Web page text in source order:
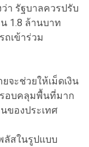
า รัฐบาลควรปรับ
1.8 ล้านบาท
ถเข้าร่วม
จะช่วยให้เม็ดเงิน
รอบคลุมพื้นที่มาก
ของประเทศ
ลัสในรูปแบบ